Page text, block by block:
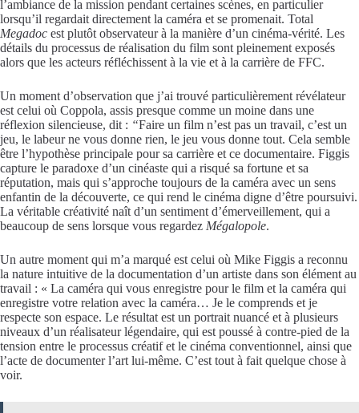
l’ambiance de la mission pendant certaines scènes, en particulier
lorsqu’il regardait directement la caméra et se promenait. Total
Megadoc est plutôt observateur à la manière d’un cinéma-vérité. Les
détails du processus de réalisation du film sont pleinement exposés
alors que les acteurs réfléchissent à la vie et à la carrière de FFC.
Un moment d’observation que j’ai trouvé particulièrement révélateur
est celui où Coppola, assis presque comme un moine dans une
réflexion silencieuse, dit : “Faire un film n’est pas un travail, c’est un
jeu, le labeur ne vous donne rien, le jeu vous donne tout. Cela semble
être l’hypothèse principale pour sa carrière et ce documentaire. Figgis
capture le paradoxe d’un cinéaste qui a risqué sa fortune et sa
réputation, mais qui s’approche toujours de la caméra avec un sens
enfantin de la découverte, ce qui rend le cinéma digne d’être poursuivi.
La véritable créativité naît d’un sentiment d’émerveillement, qui a
beaucoup de sens lorsque vous regardez Mégalopole.
Un autre moment qui m’a marqué est celui où Mike Figgis a reconnu
la nature intuitive de la documentation d’un artiste dans son élément au
travail : « La caméra qui vous enregistre pour le film et la caméra qui
enregistre votre relation avec la caméra… Je le comprends et je
respecte son espace. Le résultat est un portrait nuancé et à plusieurs
niveaux d’un réalisateur légendaire, qui est poussé à contre-pied de la
tension entre le processus créatif et le cinéma conventionnel, ainsi que
l’acte de documenter l’art lui-même. C’est tout à fait quelque chose à
voir.